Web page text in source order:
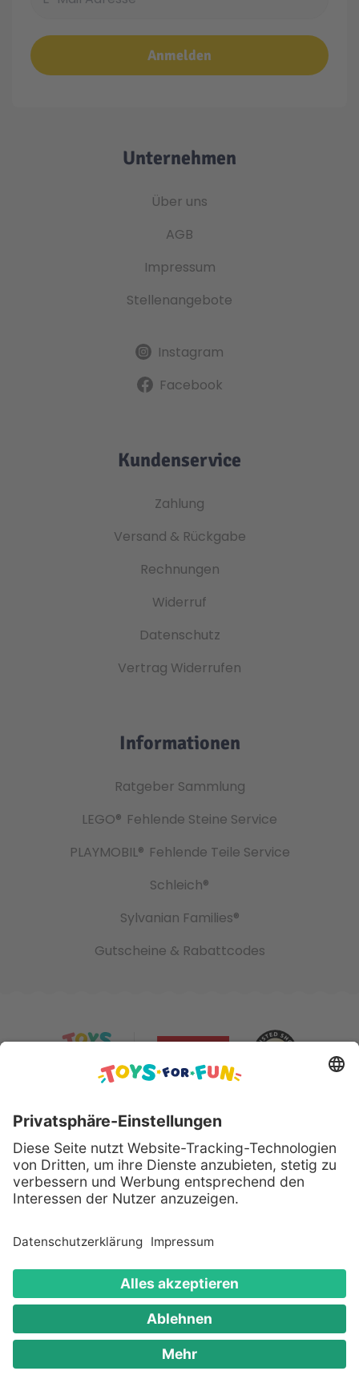
Anmelden
Unternehmen
Über uns
AGB
Impressum
Stellenangebote
Instagram
Facebook
Kundenservice
Zahlung
Versand & Rückgabe
Rechnungen
Widerruf
Datenschutz
Vertrag Widerrufen
Informationen
Ratgeber Sammlung
LEGO® Fehlende Steine Service
PLAYMOBIL® Fehlende Teile Service
Schleich®
Sylvanian Families®
Gutscheine & Rabattcodes
Sicher bezahlen mit:
Alle genannten Produkte und Logos sind eingetragene
Warenzeichen der jeweiligen Hersteller.
Copyright © 2008 - 2026 Toys for Fun GmbH - Alle
Rechte vorbehalten